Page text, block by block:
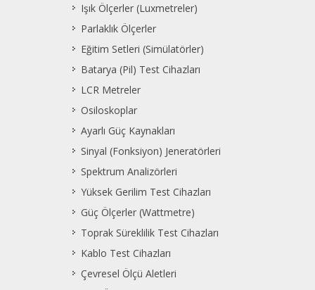
Işık Ölçerler (Luxmetreler)
Parlaklık Ölçerler
Eğitim Setleri (Simülatörler)
Batarya (Pil) Test Cihazları
LCR Metreler
Osiloskoplar
Ayarlı Güç Kaynakları
Sinyal (Fonksiyon) Jeneratörleri
Spektrum Analizörleri
Yüksek Gerilim Test Cihazları
Güç Ölçerler (Wattmetre)
Toprak Süreklilik Test Cihazları
Kablo Test Cihazları
Çevresel Ölçü Aletleri